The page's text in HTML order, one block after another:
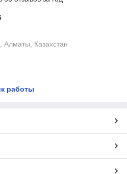
Казахстан
работы